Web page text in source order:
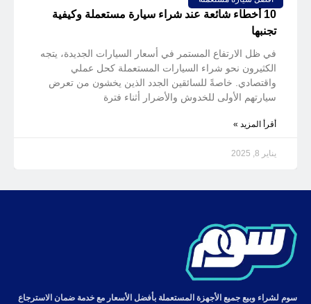
10 أخطاء شائعة عند شراء سيارة مستعملة وكيفية
تجنبها
في ظل الارتفاع المستمر في أسعار السيارات الجديدة، يتجه
الكثيرون نحو شراء السيارات المستعملة كحل عملي
واقتصادي. خاصةً للسائقين الجدد الذين يخشون من تعرض
سيارتهم الأولى للخدوش والأضرار أثناء فترة
أقرأ المزيد »
يناير 8, 2025
سوم لشراء وبيع جميع الأجهزة المستعملة بأفضل الأسعار مع خدمة ضمان الاسترجاع